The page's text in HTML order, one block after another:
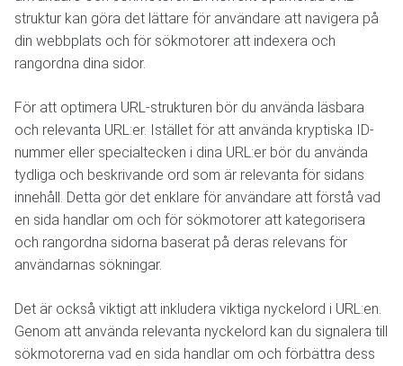
struktur kan göra det lättare för användare att navigera på
din webbplats och för sökmotorer att indexera och
rangordna dina sidor.
För att optimera URL-strukturen bör du använda läsbara
och relevanta URL:er. Istället för att använda kryptiska ID-
nummer eller specialtecken i dina URL:er bör du använda
tydliga och beskrivande ord som är relevanta för sidans
innehåll. Detta gör det enklare för användare att förstå vad
en sida handlar om och för sökmotorer att kategorisera
och rangordna sidorna baserat på deras relevans för
användarnas sökningar.
Det är också viktigt att inkludera viktiga nyckelord i URL:en.
Genom att använda relevanta nyckelord kan du signalera till
sökmotorerna vad en sida handlar om och förbättra dess